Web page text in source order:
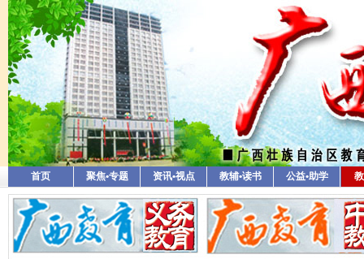
首页 聚焦•专题 资讯•视点 教辅•读书 公益•助学